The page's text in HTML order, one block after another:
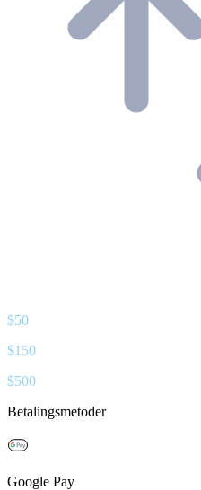
$50
$150
$500
Betalingsmetoder
Google Pay